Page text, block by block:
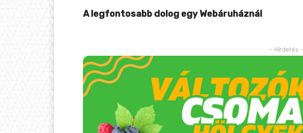
A legfontosabb dolog egy Webáruháznál
- Hirdetés -